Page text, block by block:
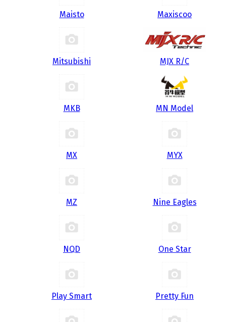
Maisto Maxiscoo
Mitsubishi MJX R/C
MKB MN Model
MX MYX
MZ Nine Eagles
NQD One Star
Play Smart Pretty Fun